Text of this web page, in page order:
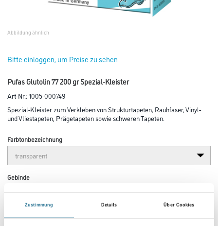
Zustimmung Details Über Cookies
Abbildung ähnlich
Bitte einloggen, um Preise zu sehen
Pufas Glutolin 77 200 gr Spezial-Kleister
Art-Nr.:1005-000749
Spezial-Kleister zum Verkleben von Strukturtapeten, Rauhfaser, Vinyl-
und Vliestapeten, Prägetapeten sowie schweren Tapeten.
Farbtonbezeichnung
Gebinde